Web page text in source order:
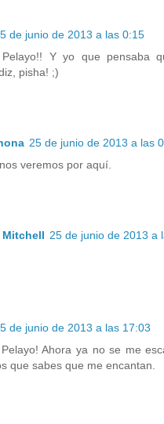
de junio de 2013 a las 0:15
Pelayo!! Y yo que pensaba
pisha! ;)
25 de junio de 2013 a las
veremos por aquí.
Mitchell 25 de junio de 2013 a
de junio de 2013 a las 17:03
Pelayo! Ahora ya no se me
que sabes que me encantan.